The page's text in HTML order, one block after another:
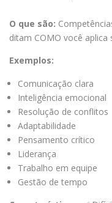
O que são:
ditam COMO você aplica
Exemplos:
Comunicação clara
Inteligência emocional
Resolução de conflitos
Adaptabilidade
Pensamento crítico
Liderança
Trabalho em equipe
Gestão de tempo